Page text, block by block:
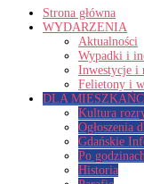
Strona główna
WYDARZENIA
Aktualności
Wypadki i
Inwestycje i
Felietony i
DLA
Kultura
Ogłoszenia
Gdańskie
Po
Historia